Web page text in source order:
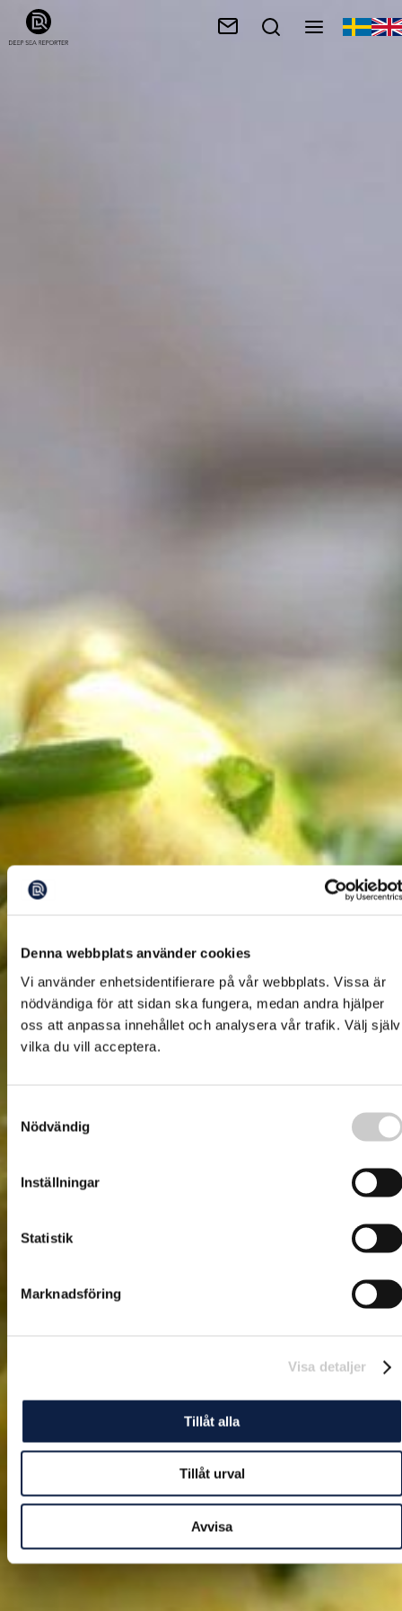
Denna webbplats använder cookies
Vi använder enhetsidentifierare på vår webbplats. Vissa är
nödvändiga för att sidan ska fungera, medan andra hjälper
oss att anpassa innehållet och analysera vår trafik. Välj själv
vilka du vill acceptera.
Nödvändig
Inställningar
Statistik
Marknadsföring
Visa detaljer
Tillåt alla
Tillåt urval
Avvisa